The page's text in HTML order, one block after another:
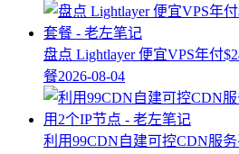
盘点 Lightlayer 便宜VPS年付
餐2026-08-04
利用99CDN自建可控CDN服